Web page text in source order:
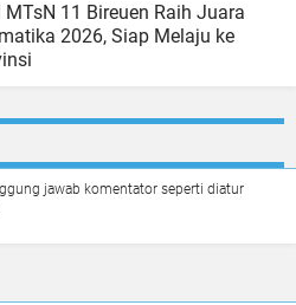
MTsN 11 Bireuen Raih Juara
2026, Siap Melaju ke
jawab komentator seperti diatur